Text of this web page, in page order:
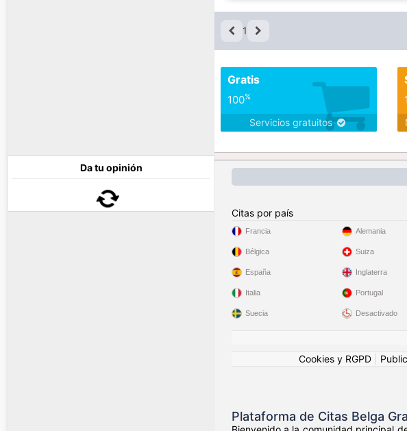
Da tu opinión
1
Gratis
100%
Servicios gratuitos
Citas por país
Francia
Bélgica
España
Italia
Suecia
Alemania
Suiza
Inglaterra
Portugal
Desactivado
Cookies y RGPD
Plataforma de Citas Belga